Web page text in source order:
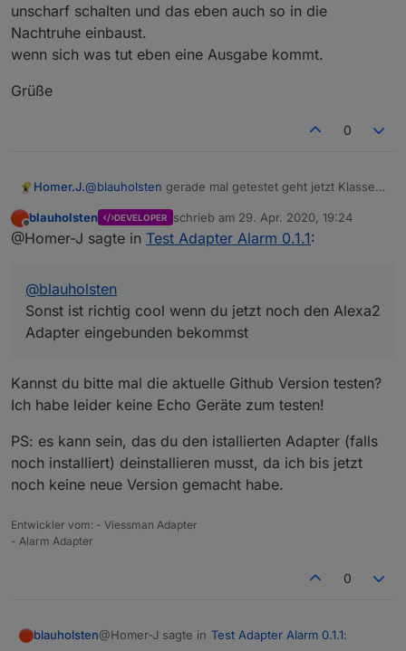
unscharf schalten und das eben auch so in die
Nachtruhe einbaust.
wenn sich was tut eben eine Ausgabe kommt.
Grüße
0
Homer.J.@blauholsten gerade mal getestet geht jetzt Klasse
nicht aktiviert ist wird trotzdem die Sleep List und die
Alarm list getriggert. Soll das so sein.
darüber eine Sprachausgabe bei Veränderung
ausgeben kann ist Perfekt.
Ich denk mit dem Sayit sollte das ja schon
funktionieren.
bei Nachtruhe etwas ausgelöst hat und der Changes
night circuit z.B. für 60 Sekunden auf true geht, und
dann die Nachtruhe abgestellt wird auch der
die 60 Sekunden durch läuft.
Offline
blauholsten DEVELOPER schrieb am 29. Apr. 2020, 19:24
zuletzt editiert von
@Homer-J sagte in Test Adapter Alarm 0.1.1:
@blauholsten
Sonst ist richtig cool wenn du jetzt noch den Alexa2
Adapter eingebunden bekommst
Kannst du bitte mal die aktuelle Github Version testen?
Ich habe leider keine Echo Geräte zum testen!
PS: es kann sein, das du den istallierten Adapter (falls
noch installiert) deinstallieren musst, da ich bis jetzt
noch keine neue Version gemacht habe.
Entwickler vom: - Viessman Adapter
- Alarm Adapter
0
blauholsten@Homer-J sagte in Test Adapter Alarm 0.1.1: